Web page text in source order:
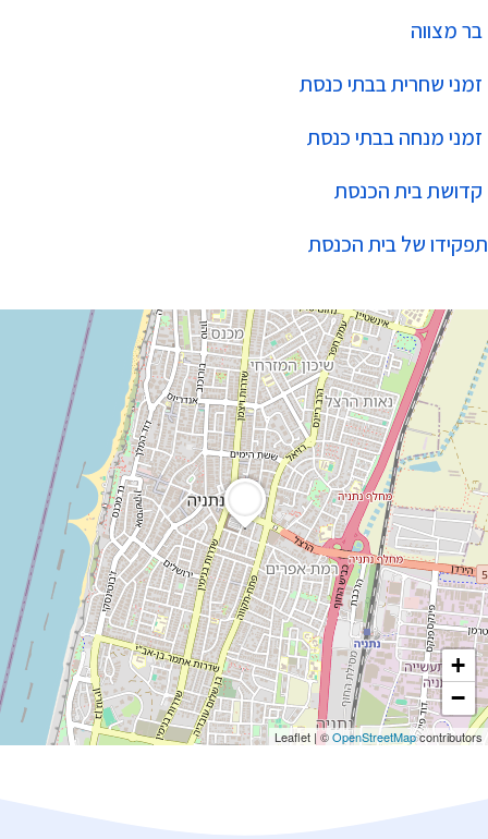
בר מצווה
זמני שחרית בבתי כנסת
זמני מנחה בבתי כנסת
קדושת בית הכנסת
תפקידו של בית הכנסת
+
−
Leaflet |©OpenStreetMapcontributors